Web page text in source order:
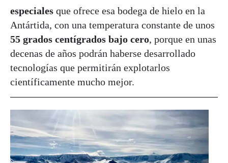
especiales que ofrece esa bodega de hielo en la
Antártida, con una temperatura constante de unos
55 grados centígrados bajo cero, porque en unas
decenas de años podrán haberse desarrollado
tecnologías que permitirán explotarlos
científicamente mucho mejor.